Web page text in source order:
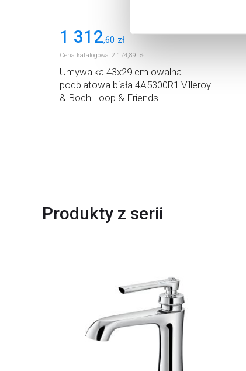
1 312,60 zł
Cena katalogowa: 2 174,89 zł
Umywalka 43x29 cm owalna
podblatowa biała 4A5300R1 Villeroy
& Boch Loop & Friends
Produkty z serii